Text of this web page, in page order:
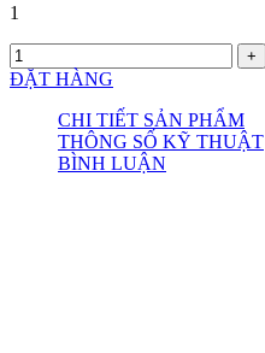
1
ĐẶT HÀNG
CHI TIẾT SẢN PHẨM
THÔNG SỐ KỸ THUẬT
BÌNH LUẬN